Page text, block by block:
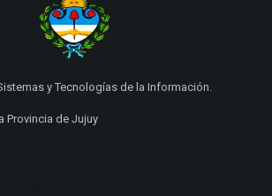
y Tecnologías de la Información.
Provincia de Jujuy